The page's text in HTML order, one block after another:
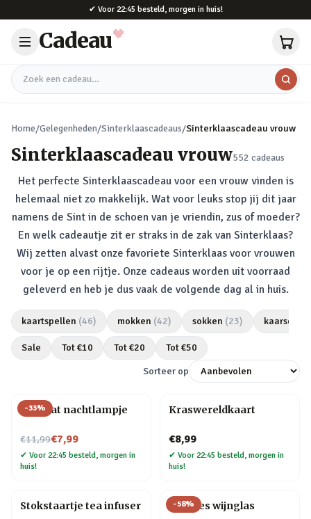
✔ Voor 22:45 besteld, morgen in huis!
Cadeau
Zoek een cadeau
Home/Gelegenheden/Sinterklaascadeaus/Sinterklaascadeau vrouw
Sinterklaascadeau vrouw552 cadeaus
Het perfecte Sinterklaascadeau voor een vrouw vinden is
helemaal niet zo makkelijk. Wat voor leuks stop jij dit jaar
namens de Sint in de schoen van je vriendin, zus of moeder?
En welk cadeautje zit er straks in de zak van Sinterklaas?
Wij zetten alvast onze favoriete Sinterklaas voor vrouwen
voor je op een rijtje. Onze cadeaus worden uit voorraad
geleverd en heb je dus vaak de volgende dag al in huis.
kaartspellen (46) mokken (42) sokken (23) kaarsen
Sale Tot €10 Tot €20 Tot €50
Sorteer op
-33%
Mini kat nachtlampje
€11,99
Nu voor€7,99
✔ Voor 22:45 besteld, morgen in
huis!
Kraswereldkaart
€8,99
✔ Voor 22:45 besteld, morgen in
huis!
Stokstaartje tea infuser -58%
Wijnfles wijnglas